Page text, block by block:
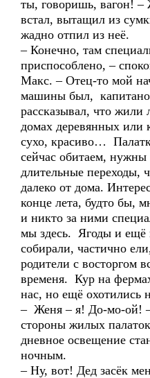
ты, говоришь, вагон! –
встал, вытащил из
жадно отпил из неё.
– Конечно, там
приспособлено, –
Макс. – Отец-то мой
машины был,
рассказывал, что жили
домах деревянных или
сухо, красиво…
сейчас обитаем,
длительные переходы,
далеко от дома.
конце лета, будто бы,
и никто за ними
мы здесь. Ягоды и ещё
собирали, частично
родители с восторгом
временя. Кур на
нас, но ещё охотились
– Женя – я! До-мо-ой! –
стороны жилых палаток
дневное освещение
ночным.
– Ну, вот! Дед засёк